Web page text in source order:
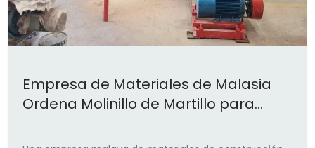
Empresa de Materiales de Malasia
Ordena Molinillo de Martillo para
Madera de Desecho